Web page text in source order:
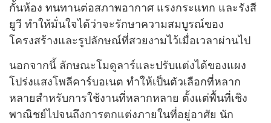
กั้นห้อง ทนทานต่อสภาพอากาศ แรงกระแทก และรังสี
ยูวี ทำให้มั่นใจได้ว่าจะรักษาความสมบูรณ์ของ
โครงสร้างและรูปลักษณ์ที่สวยงามไว้เมื่อเวลาผ่านไป
นอกจากนี้ ลักษณะโมดูลาร์และปรับแต่งได้ของแผง
โปร่งแสงโพลีคาร์บอเนต ทำให้เป็นตัวเลือกที่หลาก
หลายสำหรับการใช้งานที่หลากหลาย ตั้งแต่พื้นที่เชิง
พาณิชย์ไปจนถึงการตกแต่งภายในที่อยู่อาศัย นัก